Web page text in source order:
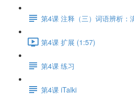
第4课 注释（三）词语辨析：
第4课 扩展 (1:57)
第4课 练习
第4课 iTalki